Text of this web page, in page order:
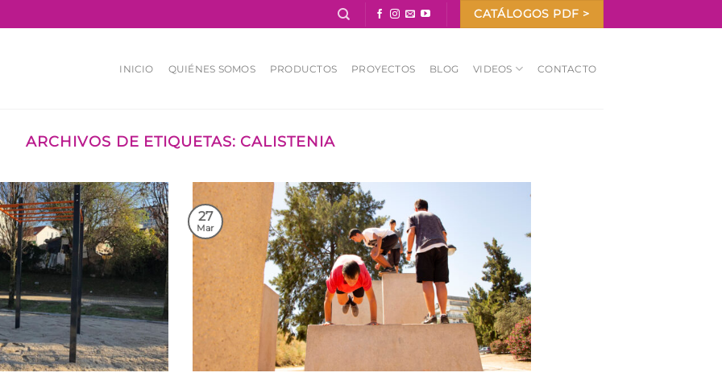
CATÁLOGOS PDF >
INICIO QUIÉNES SOMOS PRODUCTOS PROYECTOS BLOG VIDEOS CONTACTO
ARCHIVOS DE ETIQUETAS: CALISTENIA
27
Mar